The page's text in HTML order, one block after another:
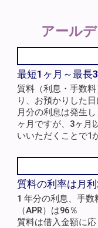
アール
最短1ヶ月～最長
質料（利息・手数
り、お預かりした
月分の利息は発生
ヶ月ですが、3ヶ月
いいただくことで1
質料の利率は月
1 年分の利息、手
（APR）は96％
質料は借入金額に